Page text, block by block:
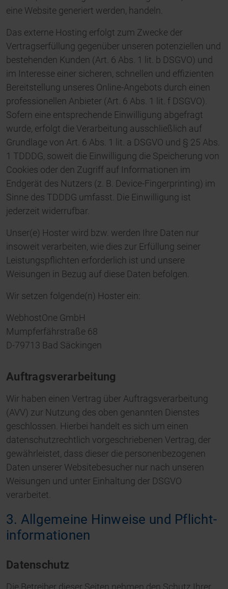
eine Website generiert werden, handeln.
Das externe Hosting erfolgt zum Zwecke der
Vertragserfüllung gegenüber unseren potenziellen und
bestehenden Kunden (Art. 6 Abs. 1 lit. b DSGVO) und
im Interesse einer sicheren, schnellen und effizienten
Bereitstellung unseres Online-Angebots durch einen
professionellen Anbieter (Art. 6 Abs. 1 lit. f DSGVO).
Sofern eine entsprechende Einwilligung abgefragt
wurde, erfolgt die Verarbeitung ausschließlich auf
Grundlage von Art. 6 Abs. 1 lit. a DSGVO und § 25 Abs.
1 TDDDG, soweit die Einwilligung die Speicherung von
Cookies oder den Zugriff auf Informationen im
Endgerät des Nutzers (z. B. Device-Fingerprinting) im
Sinne des TDDDG umfasst. Die Einwilligung ist
jederzeit widerrufbar.
Unser(e) Hoster wird bzw. werden Ihre Daten nur
insoweit verarbeiten, wie dies zur Erfüllung seiner
Leistungspflichten erforderlich ist und unsere
Weisungen in Bezug auf diese Daten befolgen.
Wir setzen folgende(n) Hoster ein:
WebhostOne GmbH
Mumpferfährstraße 68
D-79713 Bad Säckingen
Auftragsverarbeitung
Wir haben einen Vertrag über Auftragsverarbeitung
(AVV) zur Nutzung des oben genannten Dienstes
geschlossen. Hierbei handelt es sich um einen
datenschutzrechtlich vorgeschriebenen Vertrag, der
gewährleistet, dass dieser die personenbezogenen
Daten unserer Websitebesucher nur nach unseren
Weisungen und unter Einhaltung der DSGVO
verarbeitet.
3. Allgemeine Hinweise und Pflicht­
informationen
Datenschutz
Die Betreiber dieser Seiten nehmen den Schutz Ihrer